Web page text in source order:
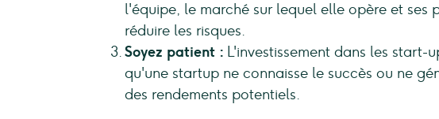
l'équipe, le marché sur lequel elle opère et ses
réduire les risques.
Soyez patient : L'investissement dans les
qu'une startup ne connaisse le succès ou ne
des rendements potentiels.